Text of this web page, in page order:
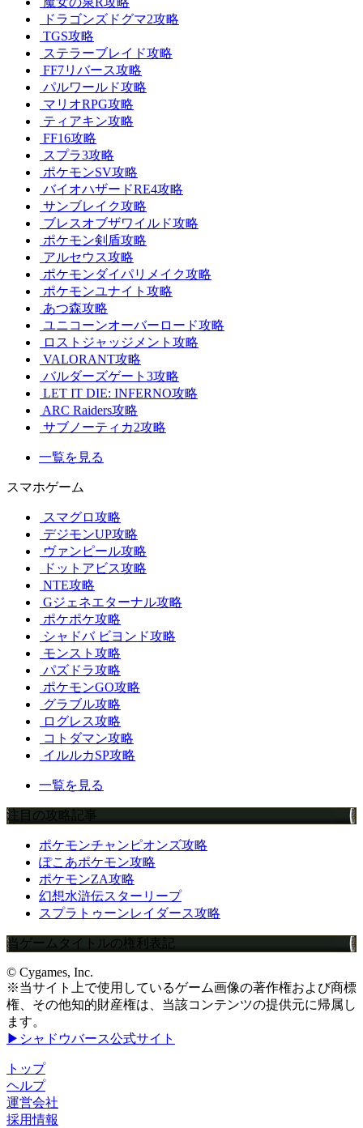
ドラゴンズドグマ2攻略
TGS攻略
ステラーブレイド攻略
FF7リバース攻略
パルワールド攻略
マリオRPG攻略
ティアキン攻略
FF16攻略
スプラ3攻略
ポケモンSV攻略
バイオハザードRE4攻略
サンブレイク攻略
ブレスオブザワイルド攻略
ポケモン剣盾攻略
アルセウス攻略
ポケモンダイパリメイク攻略
ポケモンユナイト攻略
あつ森攻略
ユニコーンオーバーロード攻略
ロストジャッジメント攻略
VALORANT攻略
バルダーズゲート3攻略
LET IT DIE: INFERNO攻略
ARC Raiders攻略
サブノーティカ2攻略
一覧を見る
スマホゲーム
スマグロ攻略
デジモンUP攻略
ヴァンピール攻略
ドットアビス攻略
NTE攻略
Gジェネエターナル攻略
ポケポケ攻略
シャドバ ビヨンド攻略
モンスト攻略
パズドラ攻略
ポケモンGO攻略
グラブル攻略
ログレス攻略
コトダマン攻略
イルルカSP攻略
一覧を見る
注目の攻略記事
ポケモンチャンピオンズ攻略
ぽこあポケモン攻略
ポケモンZA攻略
幻想水滸伝スターリープ
スプラトゥーンレイダース攻略
当ゲームタイトルの権利表記
© Cygames, Inc.
※当サイト上で使用しているゲーム画像の著作権および商標
権、その他知的財産権は、当該コンテンツの提供元に帰属し
ます。
▶シャドウバース公式サイト
トップ
ヘルプ
運営会社
採用情報